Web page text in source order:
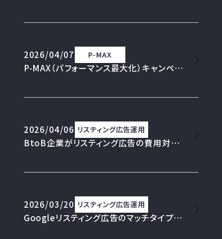
2026/04/07 P-MAX
P-MAX（パフォーマンス最大化）キャンペーンを使うべき状況と、使ってはいけない状況
2026/04/06 リスティング広告運用
BtoB企業がリスティング広告の費用対効果を上げるために最初にやるべき3つのこと
2026/03/20 リスティング広告運用
Googleリスティング広告のマッチタイプはどれを選ぶべき？広告費が溶ける前に見直すべき使い分けの基本（完全一致・フレーズ一致・インテントマッチ）